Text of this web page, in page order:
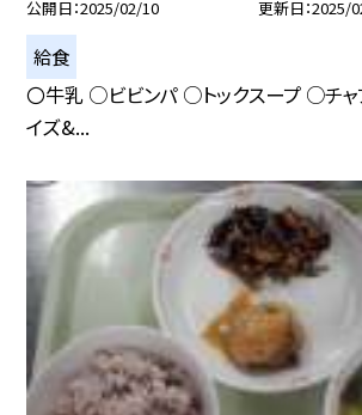
公開日 2025/02/10 更新日 2025/
給食
〇牛乳 ○ビビンパ ○トックスープ ○チ
イズ&...